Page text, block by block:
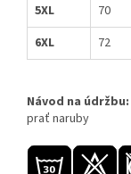
5XL
70
6XL
72
Návod na údržbu:
prať naruby